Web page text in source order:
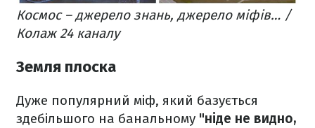
Космос – джерело знань, джерело міфів… /
Колаж 24 каналу
Земля плоска
Дуже популярний міф, який базується
здебільшого на банальному "ніде не видно,